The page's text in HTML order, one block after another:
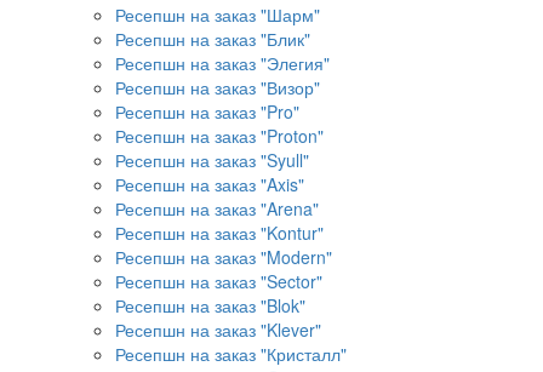
Ресепшн на заказ "Шарм"
Ресепшн на заказ "Блик"
Ресепшн на заказ "Элегия"
Ресепшн на заказ "Визор"
Ресепшн на заказ "Pro"
Ресепшн на заказ "Proton"
Ресепшн на заказ "Syull"
Ресепшн на заказ "Axis"
Ресепшн на заказ "Arena"
Ресепшн на заказ "Kontur"
Ресепшн на заказ "Modern"
Ресепшн на заказ "Sector"
Ресепшн на заказ "Blok"
Ресепшн на заказ "Klever"
Ресепшн на заказ "Кристалл"